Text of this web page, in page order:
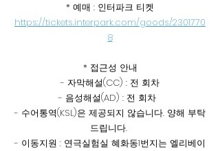
* 예매 : 인터파크 티켓
https://tickets.interpark.com/goods/2301770
8
* 접근성 안내
- 자막해설(CC) : 전 회차
- 음성해설(AD) : 전 회차
- 수어통역(KSL)은 제공되지 않습니다. 양해 부탁
드립니다.
- 이동지원 : 연극실험실 혜화동1번지는 엘리베이